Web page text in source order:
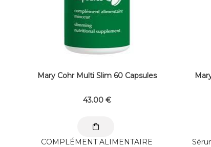
Mary Cohr Multi Slim 60 Capsules
43.00 €
COMPLÉMENT ALIMENTAIRE